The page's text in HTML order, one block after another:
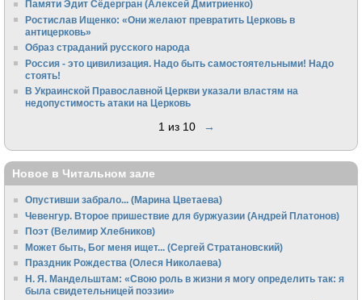
Памяти Эдит Сёдергран (Алексей Дмитриенко)
Ростислав Ищенко: «Они желают превратить Церковь в
антицерковь»
Образ страданий русского народа
Россия - это цивилизация. Надо быть самостоятельными! Надо
стоять!
В Украинской Православной Церкви указали властям на
недопустимость атаки на Церковь
1 из 10 →
Новое в Читальном зале
Опустивши забрало... (Марина Цветаева)
Чевенгур. Второе пришествие для буржуазии (Андрей Платонов)
Поэт (Велимир Хлебников)
Может быть, Бог меня ищет... (Сергей Стратановский)
Праздник Рождества (Олеся Николаева)
Н. Я. Мандельштам: «Свою pоль в жизни я могу опpеделить так: я
была свидетельницей поэзии»